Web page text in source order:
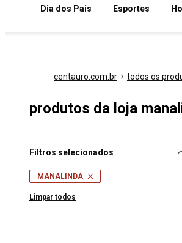
Dia dos Pais Esportes
centauro.com.br todos os
produtos da loja
Filtros selecionados
MANALINDA
Limpar todos